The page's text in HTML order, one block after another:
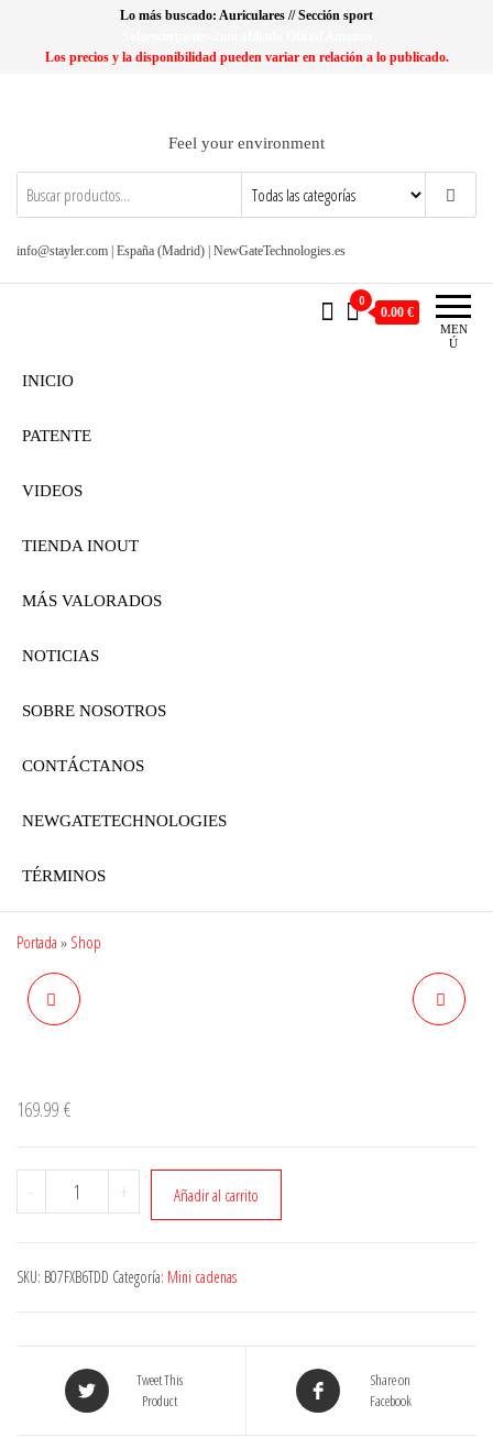
contenido
Lo más buscado: Auriculares // Sección sport
Los precios y la disponibilidad pueden variar en relación a lo publicado.
Feel your environment
info@stayler.com | España (Madrid) | NewGateTechnologies.es
MEN
Ú
0
0.00 €
INICIO
PATENTE
VIDEOS
TIENDA INOUT
MÁS VALORADOS
NOTICIAS
SOBRE NOSOTROS
CONTÁCTANOS
NEWGATETECHNOLOGIES
TÉRMINOS
Portada » Shop
169.99 €
- Cantidad + Añadir al carrito
SKU: B07FXB6TDD Categoría: Mini cadenas
Tweet This
Product
Share on
Facebook